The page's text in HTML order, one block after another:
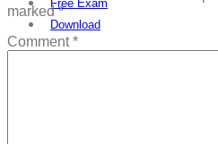
Free Exam
Download
marked*
Comment*